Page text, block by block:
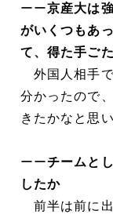
ーー京産大は
がいくつもあ
て、得た手ご
外国人相手
分かったので
きたかなと思い
ーーチームと
したか
前半は前に